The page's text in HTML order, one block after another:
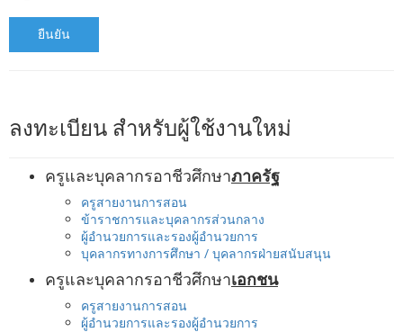
ยืนยัน
ลงทะเบียน สำหรับผู้ใช้งานใหม่
ครูและบุคลากรอาชีวศึกษาภาครัฐ
ครูสายงานการสอน
ข้าราชการและบุคลากรส่วนกลาง
ผู้อำนวยการและรองผู้อำนวยการ
บุคลากรทางการศึกษา / บุคลากรฝ่ายสนับสนุน
ครูและบุคลากรอาชีวศึกษาเอกชน
ครูสายงานการสอน
ผู้อำนวยการและรองผู้อำนวยการ